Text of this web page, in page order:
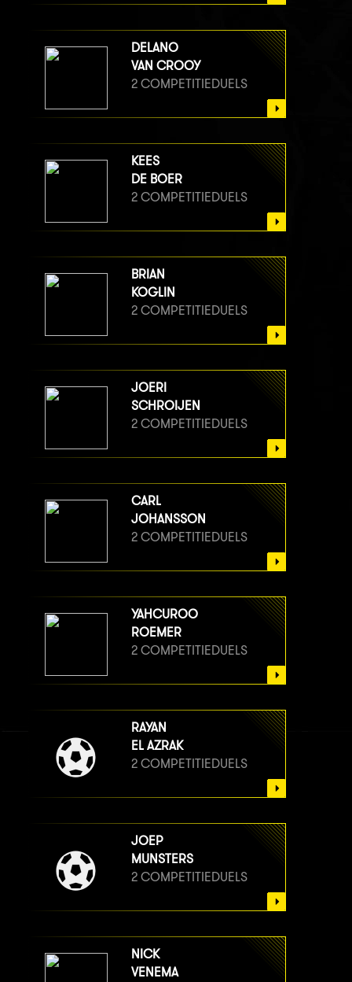
DELANO
VAN CROOY
2 COMPETITIEDUELS
KEES
DE BOER
2 COMPETITIEDUELS
BRIAN
KOGLIN
2 COMPETITIEDUELS
JOERI
SCHROIJEN
2 COMPETITIEDUELS
CARL
JOHANSSON
2 COMPETITIEDUELS
YAHCUROO
ROEMER
2 COMPETITIEDUELS
RAYAN
EL AZRAK
2 COMPETITIEDUELS
JOEP
MUNSTERS
2 COMPETITIEDUELS
NICK
VENEMA